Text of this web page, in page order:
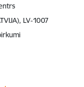
LV-1007